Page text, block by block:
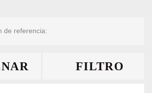
de referencia:
FILTRO